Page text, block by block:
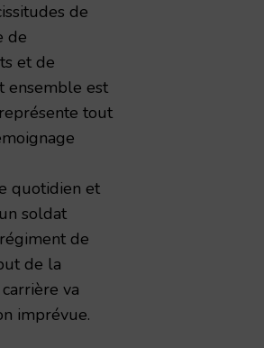
de
de
et de
ensemble est
tout
quotidien et
soldat
de
de la
va
imprévue.